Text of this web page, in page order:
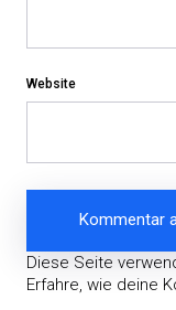
Website
Diese Seite
Erfahre, wie deine